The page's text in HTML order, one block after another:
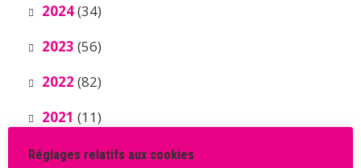
2024(34)
2023 (56)
2022 (82)
2021 (11)
Réglages relatifs aux cookies